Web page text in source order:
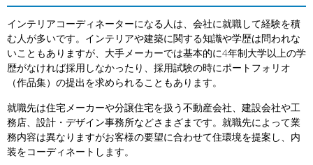
インテリアコーディネーターになる人は、会社に就職して経験を積
む人が多いです。インテリアや建築に関する知識や学歴は問われな
いこともありますが、大手メーカーでは基本的に4年制大学以上の学
歴がなければ採用しなかったり、採用試験の時にポートフォリオ
（作品集）の提出を求められることもあります。
就職先は住宅メーカーや分譲住宅を扱う不動産会社、建設会社や工
務店、設計・デザイン事務所などさまざまです。就職先によって業
務内容は異なりますがお客様の要望に合わせて住環境を提案し、内
装をコーディネートします。